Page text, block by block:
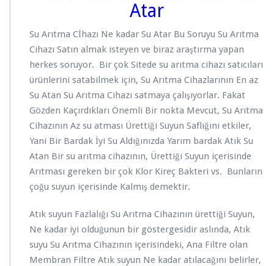
Atar
Su Arıtma Cİhazı Ne kadar Su Atar Bu Soruyu Su Arıtma
Cihazı Satın almak isteyen ve biraz araştırma yapan
herkes soruyor. Bir çok Sitede su arıtma cihazı satıcıları
ürünlerini satabilmek için, Su Arıtma Cihazlarının En az
Su Atan Su Arıtma Cihazı satmaya çalışıyorlar. Fakat
Gözden Kaçırdıkları Önemli Bir nokta Mevcut, Su Arıtma
Cihazının Az su atması Ürettiği Suyun Saflığını etkiler,
Yani Bir Bardak İyi Su Aldığınızda Yarım bardak Atık Su
Atan Bir su arıtma cihazının, Ürettiği Suyun içerisinde
Arıtması gereken bir çok Klor Kireç Bakteri vs. Bunların
çoğu suyun içerisinde Kalmış demektir.
Atık suyun Fazlalığı Su Arıtma Cihazının ürettiği Suyun,
Ne kadar iyi olduğunun bir göstergesidir aslında, Atık
suyu Su Arıtma Cihazının içerisindeki, Ana Filtre olan
Membran Filtre Atık suyun Ne kadar atılacağını belirler,